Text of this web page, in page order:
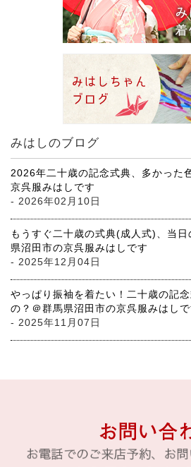
みはしのブログ
2026年二十歳の記念式典、多かった
京呉服みはしです
- 2026年02月10日
もうすぐ二十歳の式典(成人式)、当
県沼田市の京呉服みはしです
- 2025年12月04日
やっぱり振袖を着たい！二十歳の記
の？＠群馬県沼田市の京呉服みはしで
- 2025年11月07日